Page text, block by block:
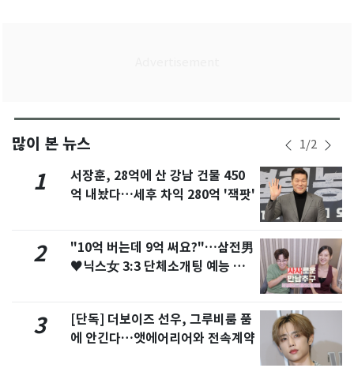
많이 본 뉴스 1/2
1
서장훈, 28억에 산 강남 건물 450
억 내놨다…세후 차익 280억 '잭팟'
2
"10억 버는데 9억 써요?"…삼전男
♥닉스女 3:3 단체소개팅 예능 화
3
[단독] 더보이즈 선우, 그루비룸 품
에 안긴다…앳에어리어와 전속계약